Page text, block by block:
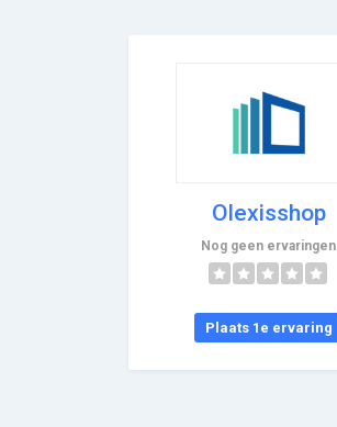
Olexisshop
Nog geen ervaringen
Plaats 1e ervaring